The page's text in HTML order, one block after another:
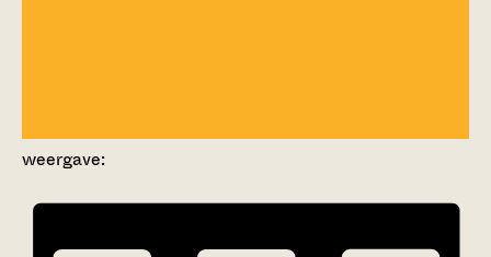
weergave: